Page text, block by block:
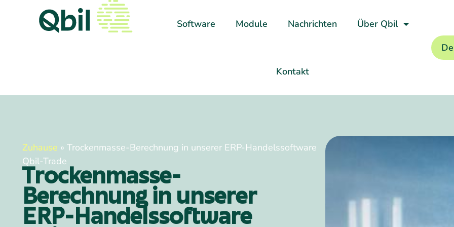
Software Module Nachrichten Über Qbil
Kontakt
Zuhause » Trockenmasse-Berechnung in unserer ERP-Handelssoftware
Qbil-Trade
Trockenmasse-
Berechnung in unserer
ERP-Handelssoftware